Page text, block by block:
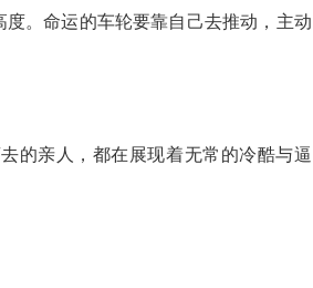
。命运的车轮要靠自己去推动，主动
的亲人，都在展现着无常的冷酷与逼